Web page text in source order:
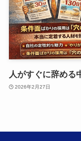
人がすぐに辞める
2026年2月27日